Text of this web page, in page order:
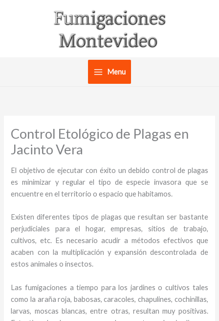
Menu
Control Etológico de Plagas en
Jacinto Vera
El objetivo de ejecutar con éxito un debido control de plagas
es minimizar y regular el tipo de especie invasora que se
encuentre en el territorio o espacio que habitamos.
Existen diferentes tipos de plagas que resultan ser bastante
perjudiciales para el hogar, empresas, sitios de trabajo,
cultivos, etc. Es necesario acudir a métodos efectivos que
acaben con la multiplicación y expansión descontrolada de
estos animales o insectos.
Las fumigaciones a tiempo para los jardines o cultivos tales
como la araña roja, babosas, caracoles, chapulines, cochinillas,
larvas, moscas blancas, entre otras, resultan muy positivas.